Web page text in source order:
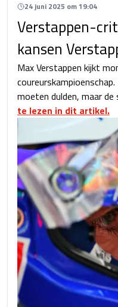
24 juni 2025 om 19:04
Verstappen-
kansen
Max Verstappen kijkt
moeten dulden, maar
te lezen in dit artikel.